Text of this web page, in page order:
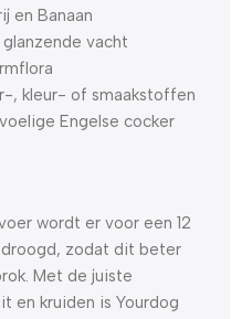
en Banaan
vacht
, kleur- of smaakstoffen
Engelse cocker
wordt er voor een 12
zodat dit beter
Met de juiste
en kruiden is Yourdog